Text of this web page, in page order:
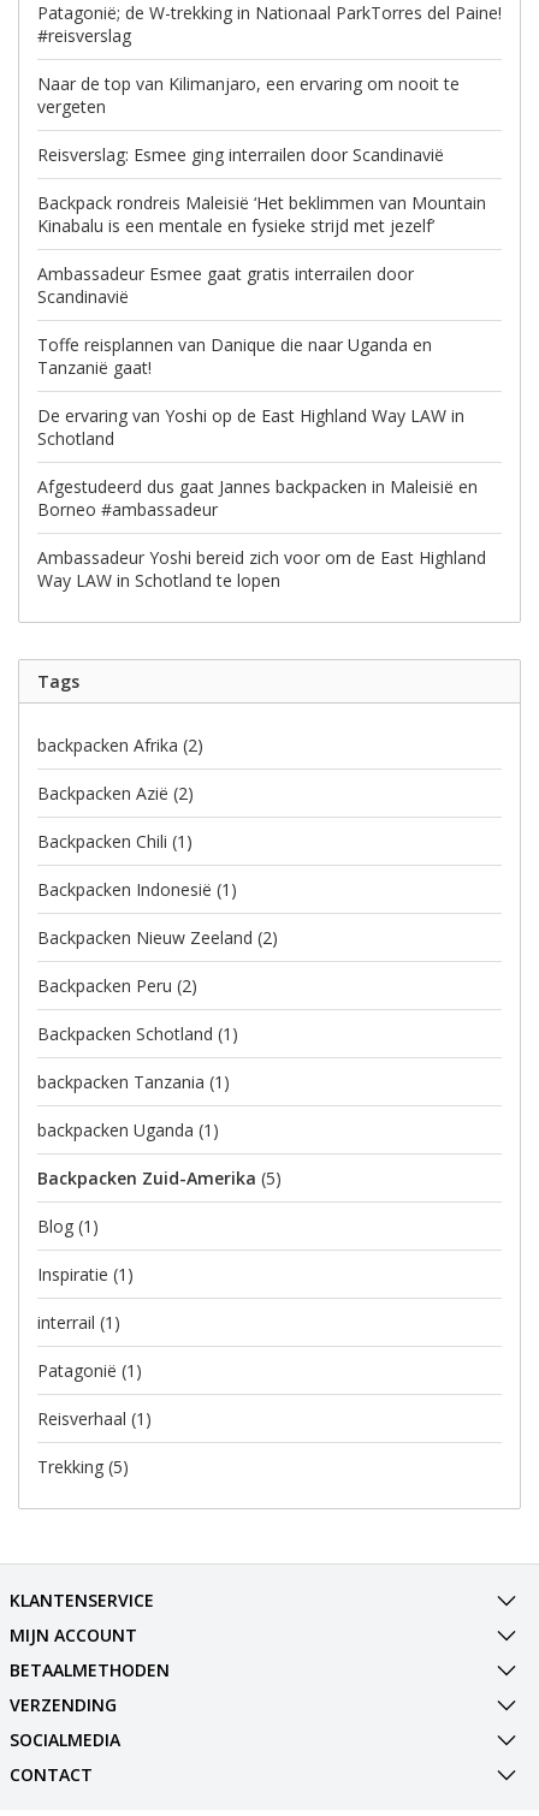
Patagonië; de W-trekking in Nationaal ParkTorres del Paine!
#reisverslag
Naar de top van Kilimanjaro, een ervaring om nooit te
vergeten
Reisverslag: Esmee ging interrailen door Scandinavië
Backpack rondreis Maleisië ‘Het beklimmen van Mountain
Kinabalu is een mentale en fysieke strijd met jezelf’
Ambassadeur Esmee gaat gratis interrailen door
Scandinavië
Toffe reisplannen van Danique die naar Uganda en
Tanzanië gaat!
De ervaring van Yoshi op de East Highland Way LAW in
Schotland
Afgestudeerd dus gaat Jannes backpacken in Maleisië en
Borneo #ambassadeur
Ambassadeur Yoshi bereid zich voor om de East Highland
Way LAW in Schotland te lopen
Tags
backpacken Afrika (2)
Backpacken Azië (2)
Backpacken Chili (1)
Backpacken Indonesië (1)
Backpacken Nieuw Zeeland (2)
Backpacken Peru (2)
Backpacken Schotland (1)
backpacken Tanzania (1)
backpacken Uganda (1)
Backpacken Zuid-Amerika (5)
Blog (1)
Inspiratie (1)
interrail (1)
Patagonië (1)
Reisverhaal (1)
Trekking (5)
KLANTENSERVICE
MIJN ACCOUNT
BETAALMETHODEN
VERZENDING
SOCIALMEDIA
CONTACT